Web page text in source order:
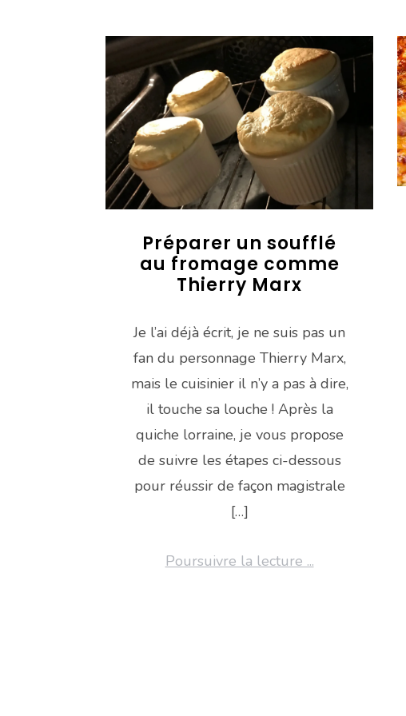
Préparer un soufflé
au fromage comme
Thierry Marx
Je l’ai déjà écrit, je ne suis pas un
fan du personnage Thierry Marx,
mais le cuisinier il n’y a pas à dire,
il touche sa louche ! Après la
quiche lorraine, je vous propose
de suivre les étapes ci-dessous
pour réussir de façon magistrale
[…]
Poursuivre la lecture ...